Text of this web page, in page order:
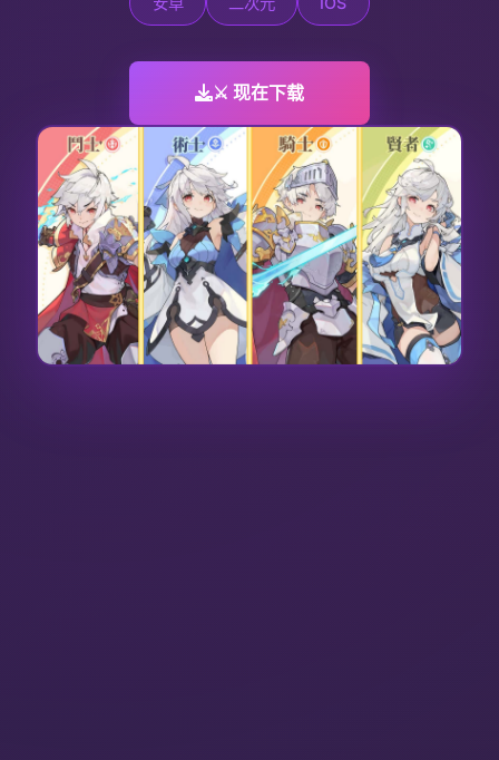
⚔️ 现在下载